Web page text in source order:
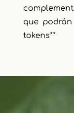
que
tokens**